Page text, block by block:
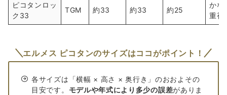
ピコタンロッ
ク33
TGM 約33 約33 約25
かな
重視
エルメス ピコタンのサイズはココがポイント！
各サイズは「横幅 × 高さ × 奥行き」のおおよその
目安です。 モデルや年式により多少の誤差がありま